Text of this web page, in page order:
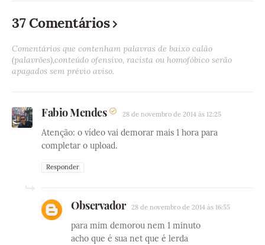
37 Comentários
Comentários que contenham palavras de baixo calão
(palavrões),conteúdo ofensivo, racista ou homofóbico serão
apagados sem prévio aviso.
Fabio Mendes 28 de novembro de 2014 às 12:25
Atenção: o vídeo vai demorar mais 1 hora para
completar o upload.
Responder
Observador 28 de novembro de 2014 às 16:55
para mim demorou nem 1 minuto
acho que é sua net que é lerda